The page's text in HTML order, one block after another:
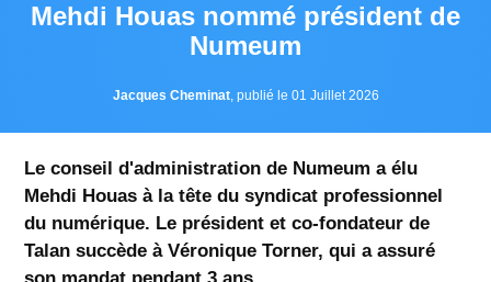
Mehdi Houas nommé président de
Numeum
Jacques Cheminat, publié le 01 Juillet 2026
Le conseil d'administration de Numeum a élu
Mehdi Houas à la tête du syndicat professionnel
du numérique. Le président et co-fondateur de
Talan succède à Véronique Torner, qui a assuré